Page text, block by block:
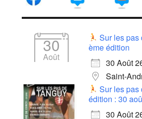
30
Août
Sur les pas
ème édition
30 Août
Saint-
Sur les pas
édition : 30
30 Août